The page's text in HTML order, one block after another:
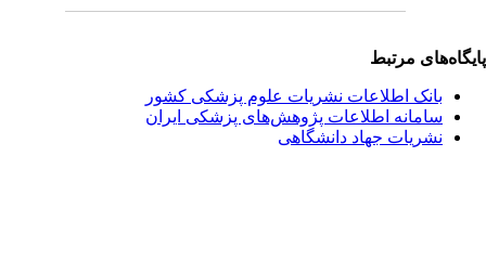
مرتبط
بانک اطلاعات نشریات علوم پزشکی کشور
سامانه اطلاعات پژوهش‌های پزشکی ایران
نشریات جهاد دانشگاهی